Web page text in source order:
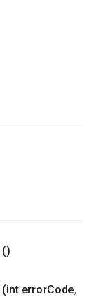
()
(int errorCode,